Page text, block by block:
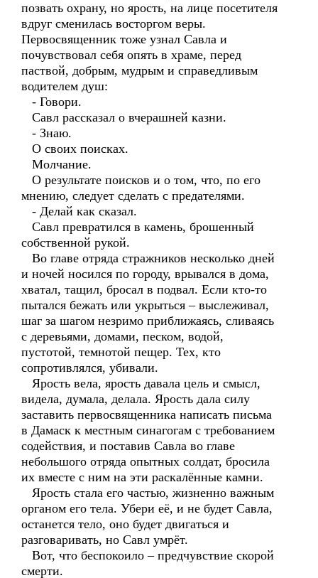
позвать охрану, но ярость, на лице посетителя
вдруг сменилась восторгом веры.
Первосвященник тоже узнал Савла и
почувствовал себя опять в храме, перед
паствой, добрым, мудрым и справедливым
водителем душ:
- Говори.
Савл рассказал о вчерашней казни.
- Знаю.
О своих поисках.
Молчание.
О результате поисков и о том, что, по его
мнению, следует сделать с предателями.
- Делай как сказал.
Савл превратился в камень, брошенный
собственной рукой.
Во главе отряда стражников несколько дней
и ночей носился по городу, врывался в дома,
хватал, тащил, бросал в подвал. Если кто-то
пытался бежать или укрыться – выслеживал,
шаг за шагом незримо приближаясь, сливаясь
с деревьями, домами, песком, водой,
пустотой, темнотой пещер. Тех, кто
сопротивлялся, убивали.
Ярость вела, ярость давала цель и смысл,
видела, думала, делала. Ярость дала силу
заставить первосвященника написать письма
в Дамаск к местным синагогам с требованием
содействия, и поставив Савла во главе
небольшого отряда опытных солдат, бросила
их вместе с ним на эти раскалённые камни.
Ярость стала его частью, жизненно важным
органом его тела. Убери её, и не будет Савла,
останется тело, оно будет двигаться и
разговаривать, но Савл умрёт.
Вот, что беспокоило – предчувствие скорой
смерти.